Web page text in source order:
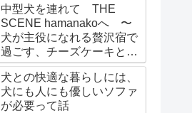
中型犬を連れて THE
SCENE hamanakoへ 〜
犬が主役になれる贅沢宿で
過ごす、チーズケーキとさ
わやかで彩る1泊2日〜
犬との快適な暮らしには、
犬にも人にも優しいソファ
が必要って話